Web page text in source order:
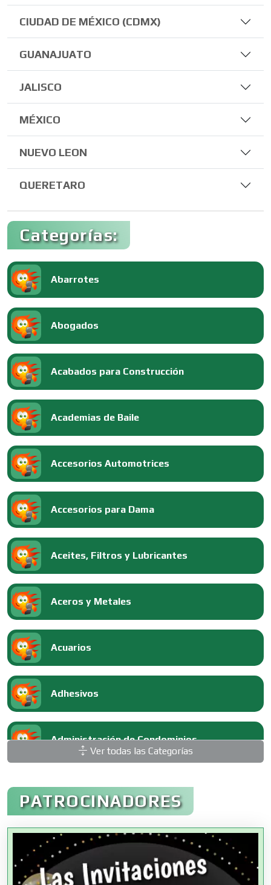
CIUDAD DE MÉXICO (CDMX)
GUANAJUATO
JALISCO
MÉXICO
NUEVO LEON
QUERETARO
Categorías:
Abarrotes
Abogados
Acabados para Construcción
Academias de Baile
Accesorios Automotrices
Accesorios para Dama
Aceites, Filtros y Lubricantes
Aceros y Metales
Acuarios
Adhesivos
Administración de Condominios
Administración de Empresas
Agencias Aduanales
Agencias de Autos
Ver todas las Categorías
PATROCINADORES